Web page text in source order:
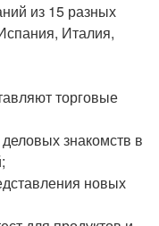
из 15 разных
Италия,
торговые
знакомств в
новых